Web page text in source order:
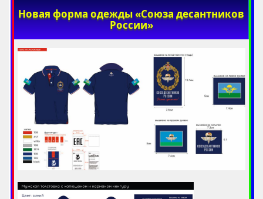
Новая форма одежды «Союза десантников
России»